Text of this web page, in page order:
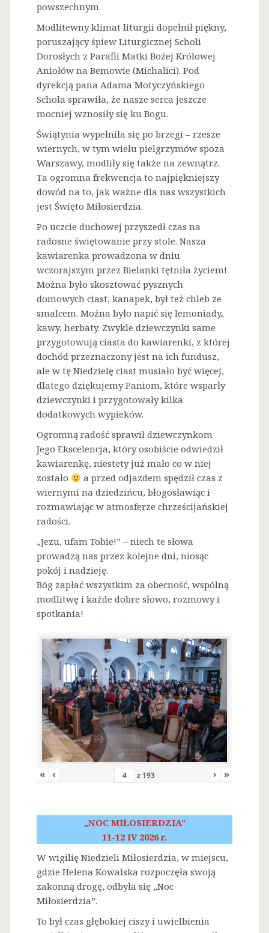
powszechnym.
Modlitewny klimat liturgii dopełnił piękny,
poruszający śpiew Liturgicznej Scholi
Dorosłych z Parafii Matki Bożej Królowej
Aniołów na Bemowie (Michalici). Pod
dyrekcją pana Adama Motyczyńskiego
Schola sprawiła, że nasze serca jeszcze
mocniej wznosiły się ku Bogu.
Świątynia wypełniła się po brzegi – rzesze
wiernych, w tym wielu pielgrzymów spoza
Warszawy, modliły się także na zewnątrz.
Ta ogromna frekwencja to najpiękniejszy
dowód na to, jak ważne dla nas wszystkich
jest Święto Miłosierdzia.
Po uczcie duchowej przyszedł czas na
radosne świętowanie przy stole. Nasza
kawiarenka prowadzona w dniu
wczorajszym przez Bielanki tętniła życiem!
Można było skosztować pysznych
domowych ciast, kanapek, był też chleb ze
smalcem. Można było napić się lemoniady,
kawy, herbaty. Zwykle dziewczynki same
przygotowują ciasta do kawiarenki, z której
dochód przeznaczony jest na ich fundusz,
ale w tę Niedzielę ciast musiało być więcej,
dlatego dziękujemy Paniom, które wsparły
dziewczynki i przygotowały kilka
dodatkowych wypieków.
Ogromną radość sprawił dziewczynkom
Jego Ekscelencja, który osobiście odwiedził
kawiarenkę, niestety już mało co w niej
zostało
a przed odjazdem spędził czas z
wiernymi na dziedzińcu, błogosławiąc i
rozmawiając w atmosferze chrześcijańskiej
radości.
„Jezu, ufam Tobie!” – niech te słowa
prowadzą nas przez kolejne dni, niosąc
pokój i nadzieję.
Bóg zapłać wszystkim za obecność, wspólną
modlitwę i każde dobre słowo, rozmowy i
spotkania!
« ‹ z 193 › »
„NOC MIŁOSIERDZIA”
11-12 IV 2026 r.
W wigilię Niedzieli Miłosierdzia, w miejscu,
gdzie Helena Kowalska rozpoczęła swoją
zakonną drogę, odbyła się „Noc
Miłosierdzia”.
To był czas głębokiej ciszy i uwielbienia